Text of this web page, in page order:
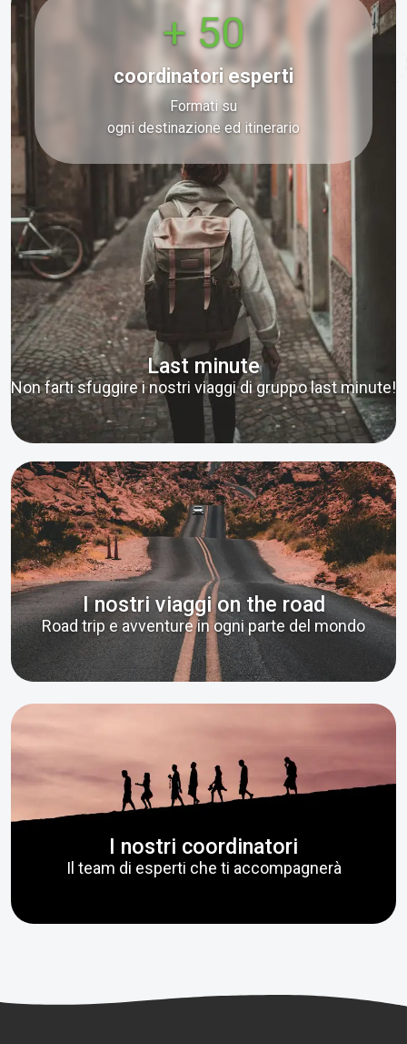
+ 50
coordinatori esperti
Formati su
ogni destinazione ed itinerario
Last minute
Non farti sfuggire i nostri viaggi di gruppo last minute!
I nostri viaggi on the road
Road trip e avventure in ogni parte del mondo
I nostri coordinatori
Il team di esperti che ti accompagnerà